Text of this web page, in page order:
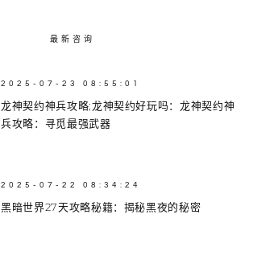
最新咨询
2025-07-23 08:55:01
龙神契约神兵攻略;龙神契约好玩吗：龙神契约神
兵攻略：寻觅最强武器
2025-07-22 08:34:24
黑暗世界27天攻略秘籍：揭秘黑夜的秘密